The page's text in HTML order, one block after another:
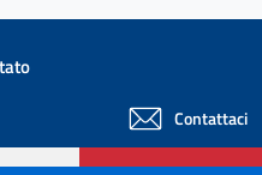
Contattaci